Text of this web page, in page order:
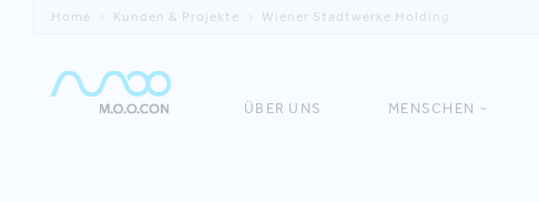
Home Kunden & Projekte Wiener Stadtwerke Holding
ÜBER UNS MENSCHEN